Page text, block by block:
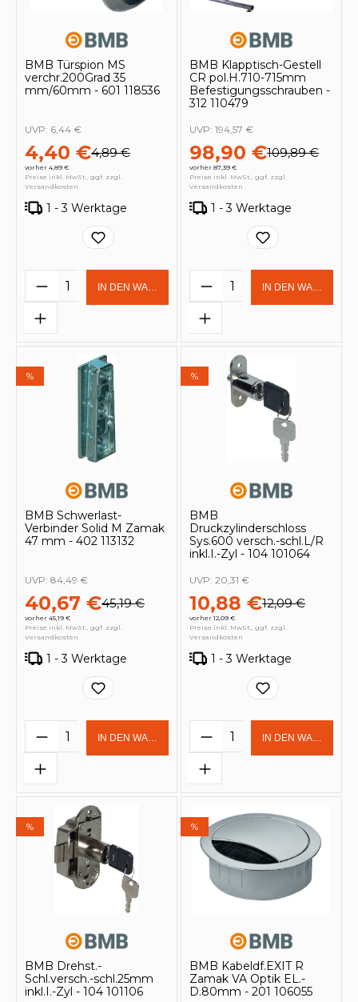
BMB Türspion MS
verchr.200Grad 35
mm/60mm - 601 118536
4,40 €4,89 €
vorher 4,89 €
UVP: 6,44 €
Preise inkl. MwSt., ggf. zzgl.
Versandkosten
1 - 3 Werktage
Produkt Anzahl: Gib den
IN DEN WARENKORB
BMB Klapptisch-Gestell
CR pol.H.710-715mm
Befestigungsschrauben -
312 110479
98,90 €109,89 €
vorher 87,39 €
UVP: 194,57 €
Preise inkl. MwSt., ggf. zzgl.
Versandkosten
1 - 3 Werktage
Produkt Anzahl:
IN DEN
%
BMB Schwerlast-
Verbinder Solid M Zamak
47 mm - 402 113132
40,67 €45,19 €
vorher 45,19 €
UVP: 84,49 €
Preise inkl. MwSt., ggf. zzgl.
Versandkosten
1 - 3 Werktage
Produkt Anzahl: Gib den
IN DEN WARENKORB
%
BMB
Druckzylinderschloss
Sys.600 versch.-schl.L/R
inkl.I.-Zyl - 104 101064
10,88 €12,09 €
vorher 12,09 €
UVP: 20,31 €
Preise inkl. MwSt., ggf. zzgl.
Versandkosten
1 - 3 Werktage
Produkt Anzahl:
IN DEN
%
BMB Drehst.-
Schl.versch.-schl.25mm
inkl.I.-Zyl - 104 101106
%
BMB Kabeldf.EXIT R
Zamak VA Optik EL.-
D.80mm - 201 106055